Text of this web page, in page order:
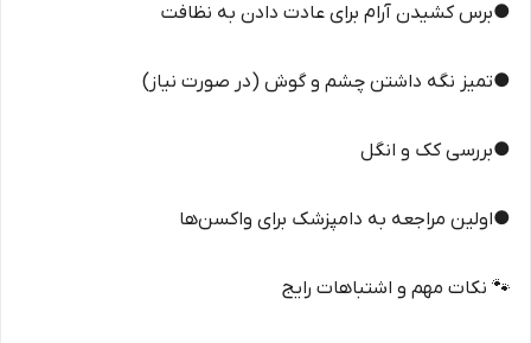
●برس کشیدن آرام برای عادت دادن به نظافت
●تمیز نگه داشتن چشم و گوش (در صورت نیاز)
●بررسی کک و انگل
●اولین مراجعه به دامپزشک برای واکسن‌ها
🐾 نکات مهم و اشتباهات رایج